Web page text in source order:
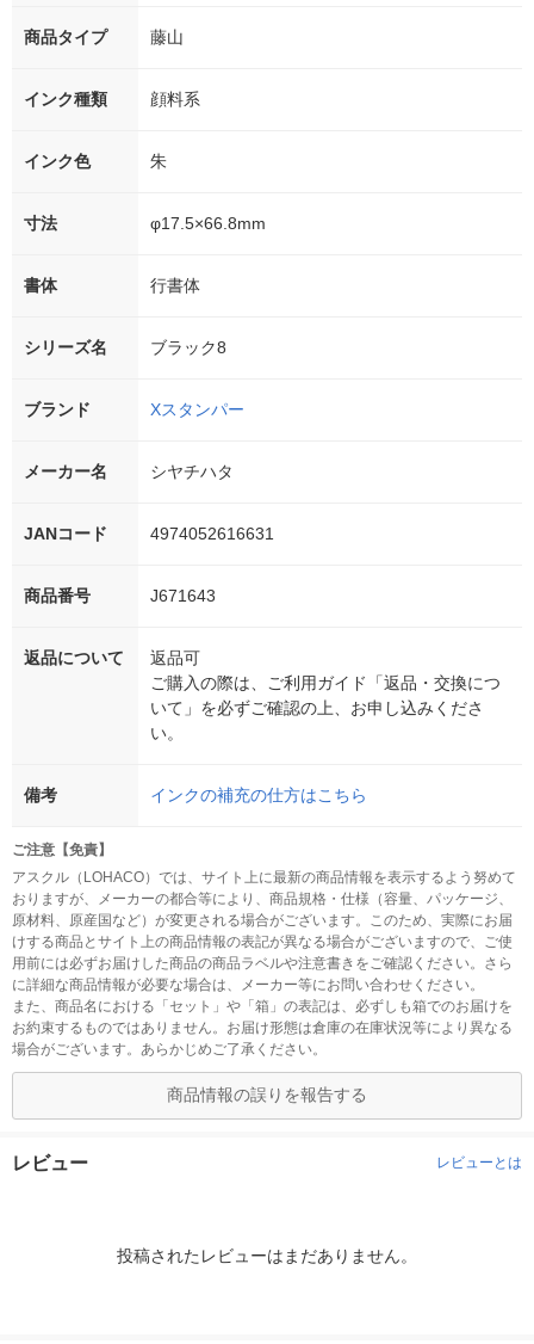
商品タイプ 藤山
インク種類 顔料系
インク色 朱
寸法 φ17.5×66.8mm
書体 行書体
シリーズ名 ブラック8
ブランド Xスタンパー
メーカー名 シヤチハタ
JANコード 4974052616631
商品番号 J671643
返品について
返品可
ご購入の際は、ご利用ガイド「返品・交換につ
いて」を必ずご確認の上、お申し込みくださ
い。
備考 インクの補充の仕方はこちら
ご注意【免責】
アスクル（LOHACO）では、サイト上に最新の商品情報を表示するよう努めて
おりますが、メーカーの都合等により、商品規格・仕様（容量、パッケージ、
原材料、原産国など）が変更される場合がございます。このため、実際にお届
けする商品とサイト上の商品情報の表記が異なる場合がございますので、ご使
用前には必ずお届けした商品の商品ラベルや注意書きをご確認ください。さら
に詳細な商品情報が必要な場合は、メーカー等にお問い合わせください。
また、商品名における「セット」や「箱」の表記は、必ずしも箱でのお届けを
お約束するものではありません。お届け形態は倉庫の在庫状況等により異なる
場合がございます。あらかじめご了承ください。
商品情報の誤りを報告する
レビュー レビューとは
投稿されたレビューはまだありません。